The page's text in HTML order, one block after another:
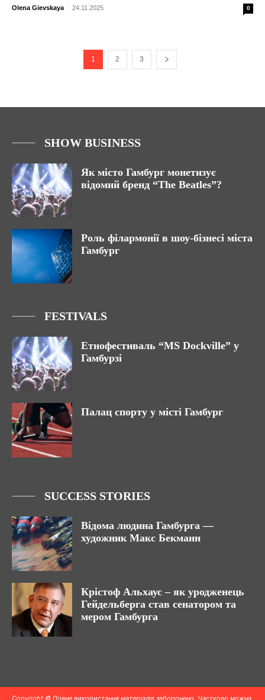
Olena Gievskaya - 24.11.2025 0
1 2 3
SHOW BUSINESS
Як місто Гамбург монетизує
відомий бренд “The Beatles”?
Роль філармонії в шоу-бізнесі міста
Гамбург
FESTIVALS
Етнофестиваль “MS Dockville” у
Гамбурзі
Палац спорту у місті Гамбург
SUCCESS STORIES
Відома людина Гамбурга —
художник Макс Бекманн
Крістоф Альхаус – як уродженець
Гейдельберга став сенатором та
мером Гамбурга